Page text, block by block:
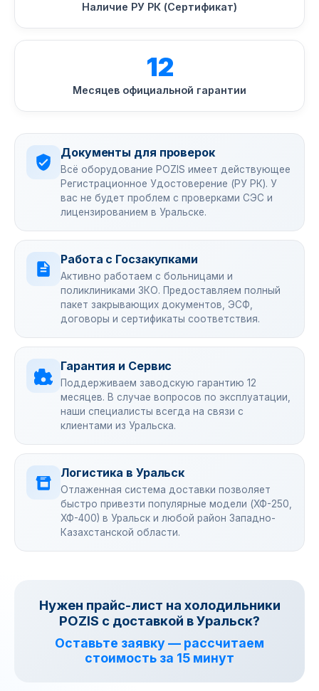
Наличие РУ РК (Сертификат)
12
Месяцев официальной гарантии
Документы для проверок
Всё оборудование POZIS имеет действующее
Регистрационное Удостоверение (РУ РК). У
вас не будет проблем с проверками СЭС и
лицензированием в Уральске.
Работа с Госзакупками
Активно работаем с больницами и
поликлиниками ЗКО. Предоставляем полный
пакет закрывающих документов, ЭСФ,
договоры и сертификаты соответствия.
Гарантия и Сервис
Поддерживаем заводскую гарантию 12
месяцев. В случае вопросов по эксплуатации,
наши специалисты всегда на связи с
клиентами из Уральска.
Логистика в Уральск
Отлаженная система доставки позволяет
быстро привезти популярные модели (ХФ-250,
ХФ-400) в Уральск и любой район Западно-
Казахстанской области.
Нужен прайс-лист на холодильники
POZIS с доставкой в Уральск?
Оставьте заявку — рассчитаем
стоимость за 15 минут